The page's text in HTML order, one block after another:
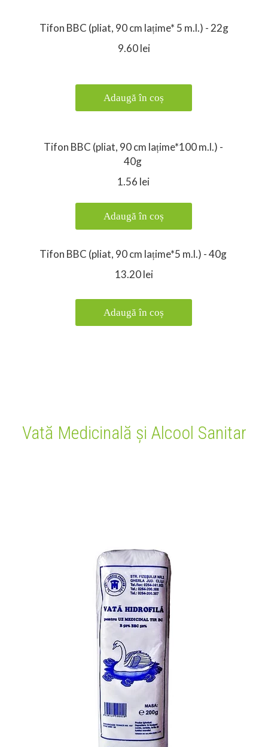
Tifon BBC (pliat, 90 cm lațime* 5 m.l.) - 22g
9.60 lei
Tifon BBC (pliat, 90 cm lațime*5 m.l.) - 40g
13.20 lei
Adaugă în coș
Adaugă în coș
Tifon BBC (pliat, 90 cm lațime*100 m.l.) -
40g
1.56 lei
Vată Medicinală și Alcool Sanitar
Adaugă în coș